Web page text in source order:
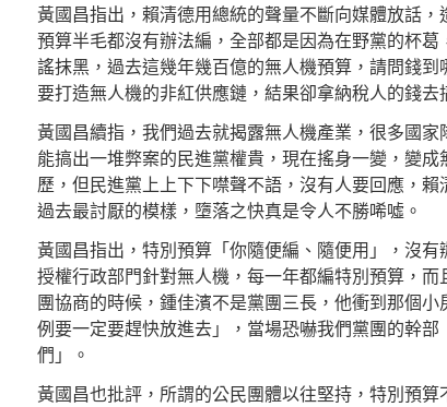
黃國昌指出，賴清德用總統的聲量不斷向媒體放話
預算半毛都沒有辦法編，全部都是因為在野黨的杯
謠抹黑，過去這幾年幾百億的無人機預算，請問錢
要打造無人機的非紅供應鏈，結果卻拿納稅人的錢
黃國昌續指，我們過去就揭露無人機產業，很多國
能搞出一堆弊案的民進黨權貴，現在搖身一變，變
歷，但民進黨上上下下噤聲不語，沒有人要回應，
過去最討厭的模樣，墮落之快真是令人不勝唏噓。
黃國昌指出，特別預算「你隨便編、隨便用」，沒
授權行政部門針對無人機，每一年都編特別預算，
團協商的時候，鍾佳濱不是黨團三長，他衝到那個
例要一定要趕快放進去」，當場恐嚇我們黨團的幹
們」。
黃國昌也批評，所謂的公民團體以往堅持，特別預